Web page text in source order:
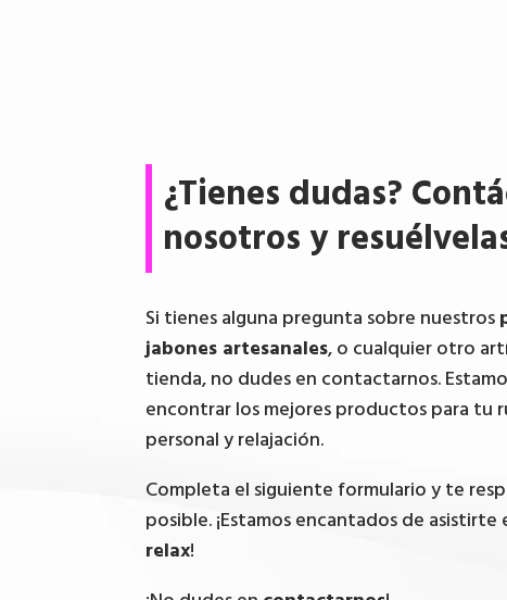
¿Tienes dudas?
nosotros y
Si tienes alguna pregunta sobre nuestros
jabones artesanales, o cualquier otro
tienda, no dudes en contactarnos.
encontrar los mejores productos para tu
personal y relajación.
Completa el siguiente formulario y te
posible. ¡Estamos encantados de asistirte
relax!